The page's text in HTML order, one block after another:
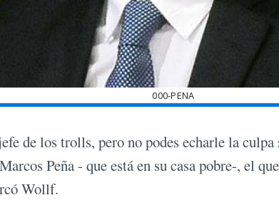
000-PENA
de los trolls, pero no podes echarle la
Peña - que está en su casa pobre-, el
Wollf.